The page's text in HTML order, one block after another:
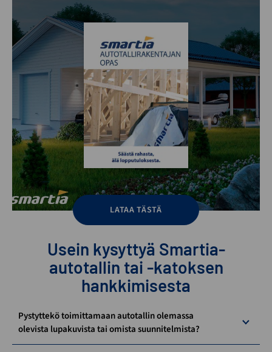
LATAA TÄSTÄ
Usein kysyttyä Smartia-
autotallin tai -katoksen
hankkimisesta
Pystyttekö toimittamaan autotallin olemassa
olevista lupakuvista tai omista suunnitelmista?